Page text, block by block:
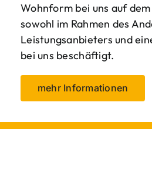
Wohnform bei uns auf
sowohl im Rahmen des
Leistungsanbieters und
bei uns beschäftigt.
mehr Informationen